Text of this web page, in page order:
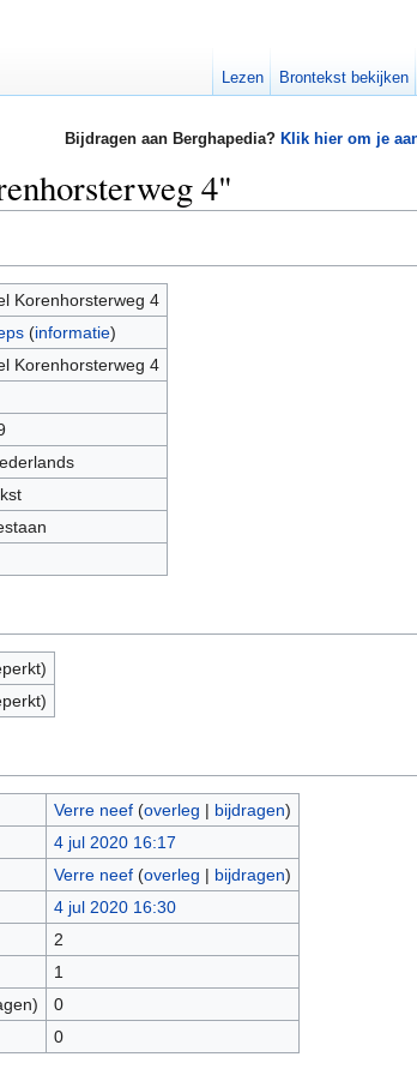
Bijdragen aan Berghapedia? Klik hier om je
4"
Korenhorsterweg 4
(informatie)
Korenhorsterweg 4
Verre neef (overleg | bijdragen)
4 jul 2020 16:17
Verre neef (overleg | bijdragen)
4 jul 2020 16:30
2
1
0
0
Lezen Brontekst bekijken